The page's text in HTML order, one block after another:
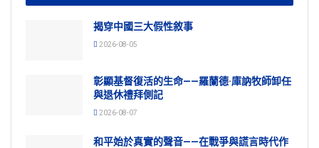
揭穿中國三大假性敘事
2026-08-05
彰顯基督復活的生命——羅蘭德·庫訥牧師卸任
與退休禮拜側記
2026-08-07
和平始於真實的聲音——在戰爭與謊言時代作